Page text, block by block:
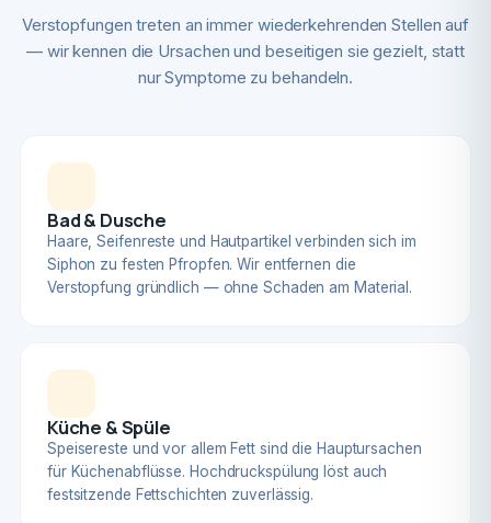
Verstopfungen treten an immer wiederkehrenden Stellen auf
— wir kennen die Ursachen und beseitigen sie gezielt, statt
nur Symptome zu behandeln.
Bad & Dusche
Haare, Seifenreste und Hautpartikel verbinden sich im
Siphon zu festen Pfropfen. Wir entfernen die
Verstopfung gründlich — ohne Schaden am Material.
Küche & Spüle
Speisereste und vor allem Fett sind die Hauptursachen
für Küchenabflüsse. Hochdruckspülung löst auch
festsitzende Fettschichten zuverlässig.